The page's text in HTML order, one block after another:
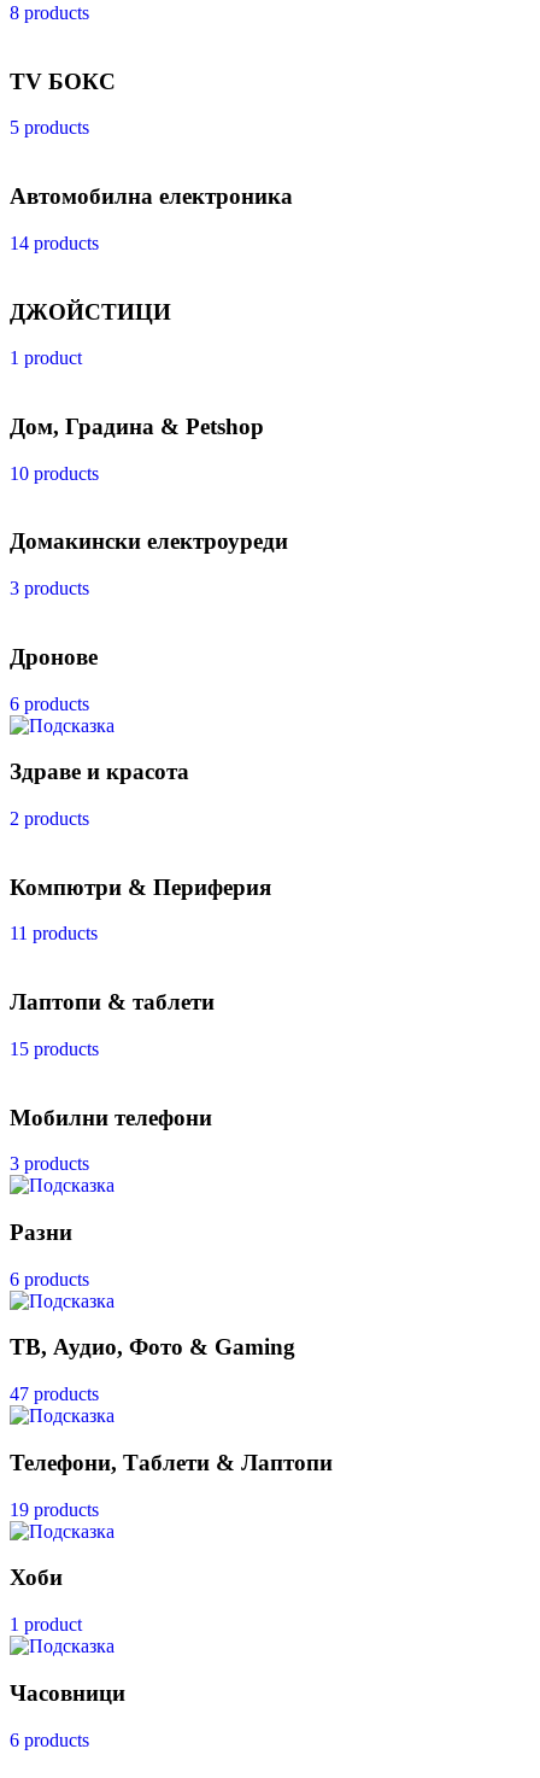
8 products
TV БОКС
5 products
Автомобилна електроника
14 products
ДЖОЙСТИЦИ
1 product
Дом, Градина & Petshop
10 products
Домакински електроуреди
3 products
Дронове
6 products
Здраве и красота
2 products
Компютри & Периферия
11 products
Лаптопи & таблети
15 products
Мобилни телефони
3 products
Разни
6 products
ТВ, Аудио, Фото & Gaming
47 products
Телефони, Таблети & Лаптопи
19 products
Хоби
1 product
Часовници
6 products